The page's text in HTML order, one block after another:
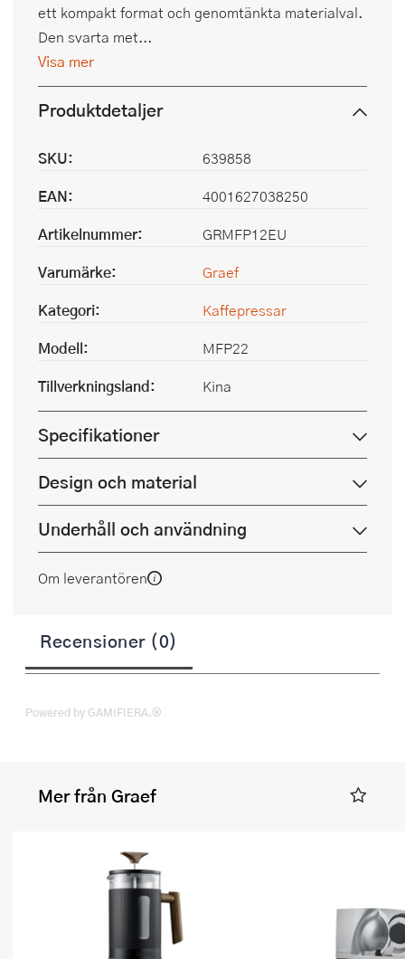
ett kompakt format och genomtänkta materialval.
Den svarta met...
Visa mer
Produktdetaljer
SKU:
639858
EAN:
4001627038250
Artikelnummer:
GRMFP12EU
Varumärke:
Graef
Kategori:
Kaffepressar
Modell:
MFP22
Tillverkningsland:
Kina
Specifikationer
Design och material
Underhåll och användning
Om leverantören
Recensioner (0)
Powered by GAMIFIERA.®
Mer från Graef